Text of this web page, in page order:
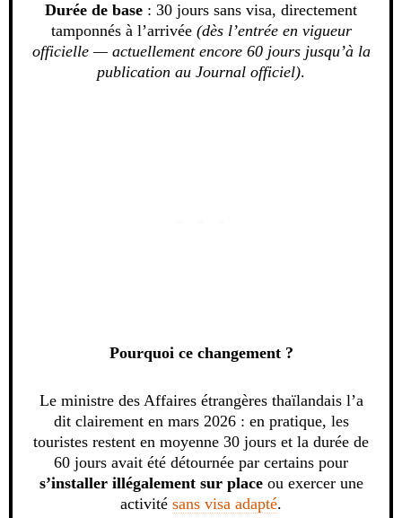
Durée de base : 30 jours sans visa, directement
tamponnés à l’arrivée (dès l’entrée en vigueur
officielle — actuellement encore 60 jours jusqu’à la
publication au Journal officiel).
Pourquoi ce changement ?
Le ministre des Affaires étrangères thaïlandais l’a
dit clairement en mars 2026 : en pratique, les
touristes restent en moyenne 30 jours et la durée de
60 jours avait été détournée par certains pour
s’installer illégalement sur placeou exercer une
activité sans visa adapté.